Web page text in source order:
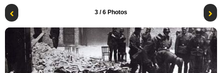
3 / 6 Photos